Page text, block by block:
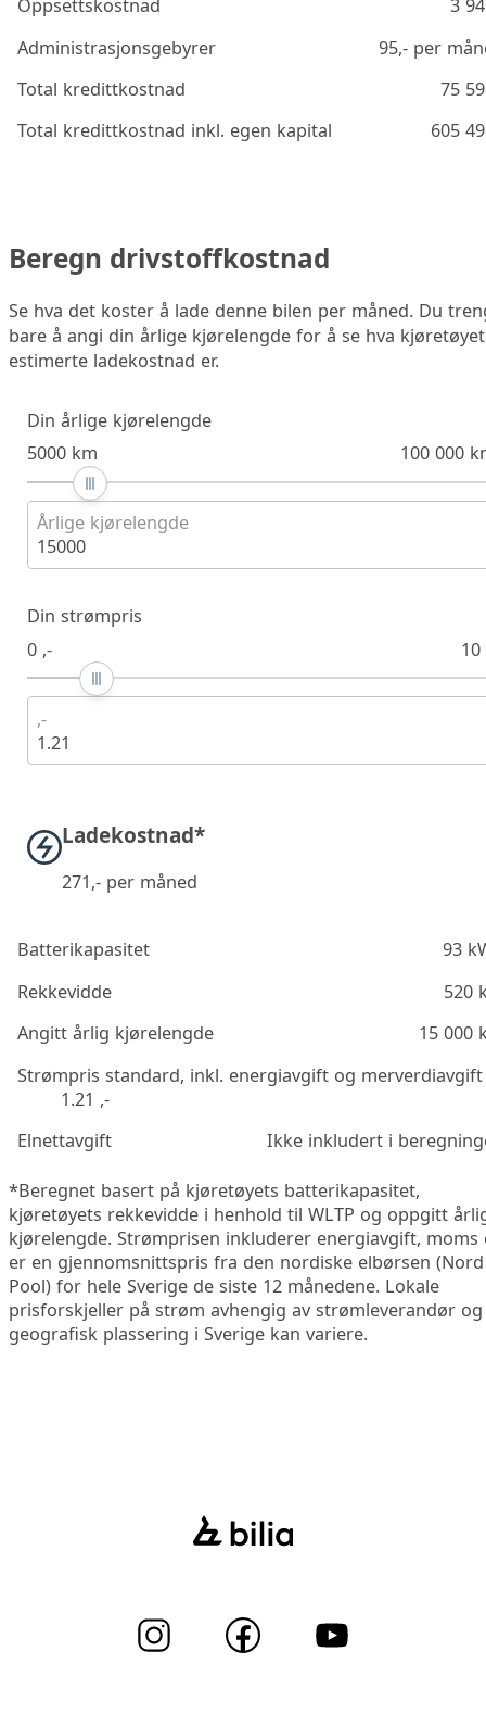
Oppsettskostnad
3
Administrasjonsgebyrer
95,- per
Total kredittkostnad
75
Total kredittkostnad inkl. egen kapital
605
Beregn drivstoffkostnad
Se hva det koster å lade denne bilen per måned. Du
bare å angi din årlige kjørelengde for å se hva
estimerte ladekostnad er.
Din årlige kjørelengde
5000 km
100 000
Årlige kjørelengde
15000
Din strømpris
0 ,-
10
,-
1.21
Ladekostnad*
271,- per måned
Batterikapasitet
93
Rekkevidde
520
Angitt årlig kjørelengde
15 000
Strømpris standard, inkl. energiavgift og merverdiavgift
1.21 ,-
Elnettavgift
Ikke inkludert i
*Beregnet basert på kjøretøyets batterikapasitet,
kjøretøyets rekkevidde i henhold til WLTP og oppgitt
kjørelengde. Strømprisen inkluderer energiavgift, moms
er en gjennomsnittspris fra den nordiske elbørsen (Nord
Pool) for hele Sverige de siste 12 månedene. Lokale
prisforskjeller på strøm avhengig av strømleverandør og
geografisk plassering i Sverige kan variere.